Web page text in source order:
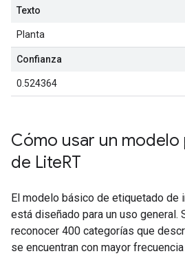
Texto
Planta
Confianza
0.524364
Cómo usar un
de LiteRT
El modelo básico de etiquetado de
está diseñado para un uso general.
reconocer 400 categorías que
se encuentran con mayor